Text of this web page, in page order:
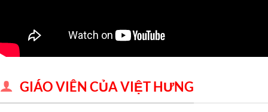
GIÁO VIÊN CỦA VIỆT HƯNG